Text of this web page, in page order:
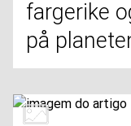
fargerike
på